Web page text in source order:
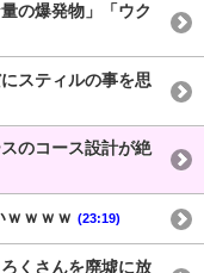
の爆発物」「ウク
スティルの事を思
のコース設計が絶
ｗｗｗｗ (23:19)
くさんを廃墟に放